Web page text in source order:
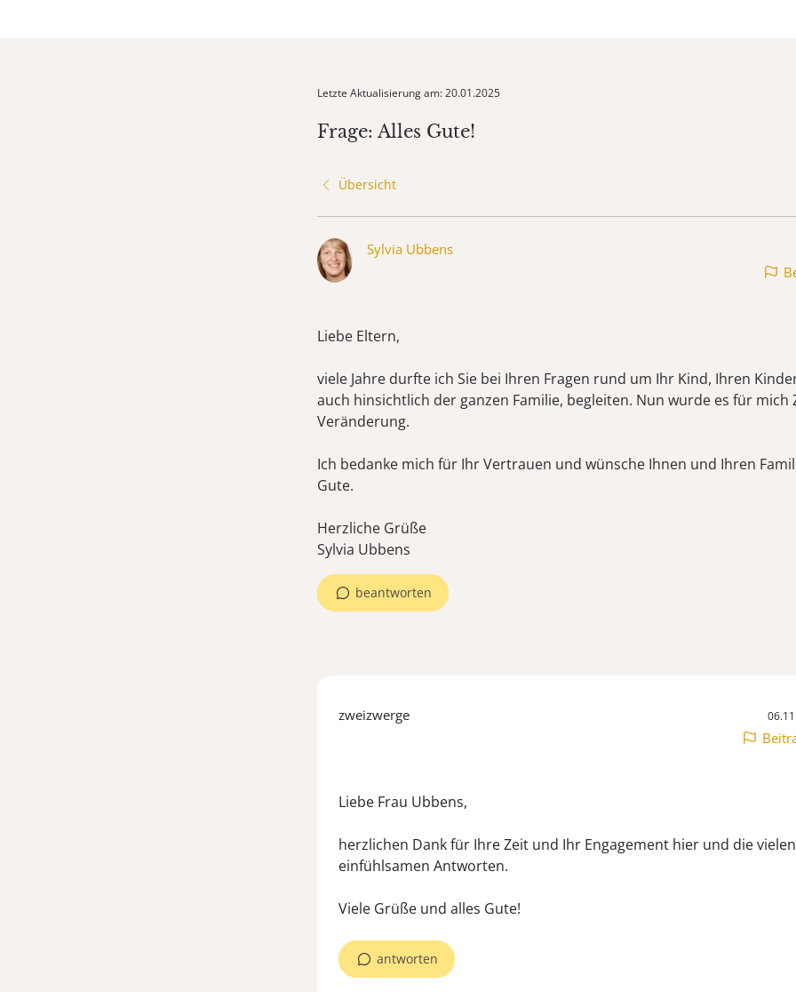
Letzte Aktualisierung am: 20.01.2025
Frage: Alles Gute!
Übersicht
Sylvia Ubbens
Liebe Eltern,
viele Jahre durfte ich Sie bei Ihren Fragen rund um Ihr Kind, Ihren
auch hinsichtlich der ganzen Familie, begleiten. Nun wurde es für mich
Veränderung.
Ich bedanke mich für Ihr Vertrauen und wünsche Ihnen und Ihren
Gute.
Herzliche Grüße
beantworten
zweizwerge
Liebe Frau Ubbens,
herzlichen Dank für Ihre Zeit und Ihr Engagement hier und die vielen
einfühlsamen Antworten.
antworten